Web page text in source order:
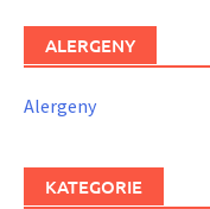
ALERGENY
Alergeny
KATEGORIE